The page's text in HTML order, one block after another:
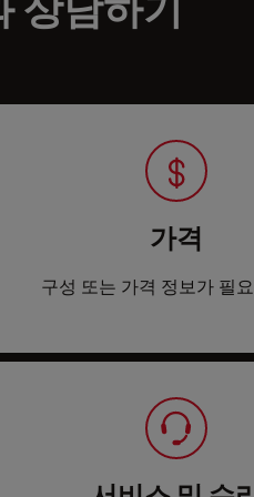
가격
구성 또는 가격 정보가 필